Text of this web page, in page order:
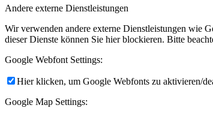
Andere externe Dienstleistungen
Wir verwenden andere externe Dienstleistungen wie
dieser Dienste können Sie hier blockieren. Bitte
Google Webfont Settings:
Hier klicken, um Google Webfonts zu aktivieren/
Google Map Settings: